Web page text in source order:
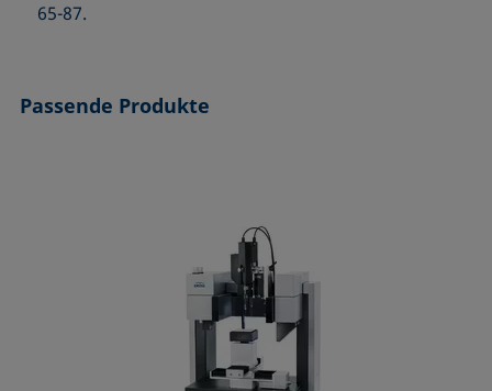
65-87.
Passende Produkte